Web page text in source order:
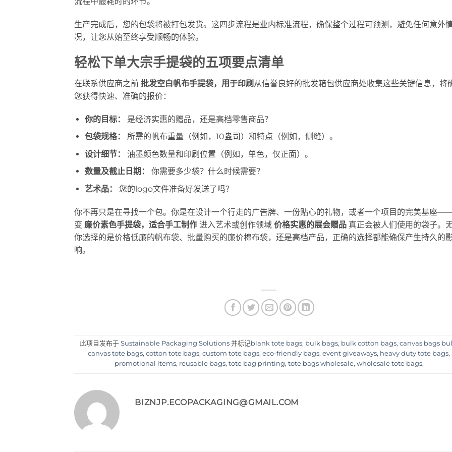
生产完成后，您的包袋将被打包发货。这四步流程是业内标准流程，确保整个过程可预测，避免任何意外
况，让您从始至终享受顺畅的体验。
轻松下单大宗手提袋的五项要点清单
在联系供应商之前 批发空白帆布手提袋，用于印刷 从信誉良好的批发箱包供应商处收集这些关键信息，将
您获得快速、准确的报价：
你的目标：
是经济实惠的赠品，还是高档零售商品？
包袋规格：
所需的帆布重量（例如，10盎司）和特点（例如，侧缝）。
设计细节：
油墨颜色数量和印刷位置（例如，单色，仅正面）。
数量及截止日期：
你需要多少袋？什么时候需要？
艺术品：
您的logo文件准备好发送了吗？
你不再只是在寻找一个包。你是在设计一个行走的广告牌、一份贴心的礼物，或者一个项目的完美基座
变 廉价素色手提袋，适合手工制作 进入艺术或创作领域 价格实惠的展会赠品 真正会被人们使用的袋子。
你选择的是价格低廉的帆布袋、批量购买的廉价棉布袋，还是高档产品，正确的选择都能确保产生持久的
响。
此项目发布于Sustainable Packaging Solutions 并标记blank tote bags, bulk bags, bulk cotton bags,canvas bags
canvas tote bags,cotton tote bags,custom tote bags,eco-friendly bags,event giveaways, heavy duty tote bags,
promotional items, reusable bags, tote bag printing, tote bags wholesale, wholesale tote bags.
BIZNJP.ECOPACKAGING@GMAIL.COM